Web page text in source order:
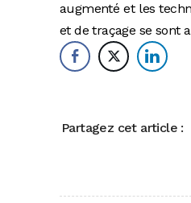
augmenté et les
et de traçage se sont
Partagez cet article :